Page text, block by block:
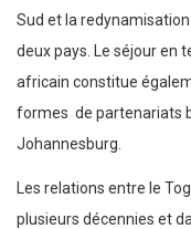
Sud et la
deux pays. Le séjour en
africain constitue
formes de partenariats
Johannesburg.
Les relations entre le
plusieurs décennies et